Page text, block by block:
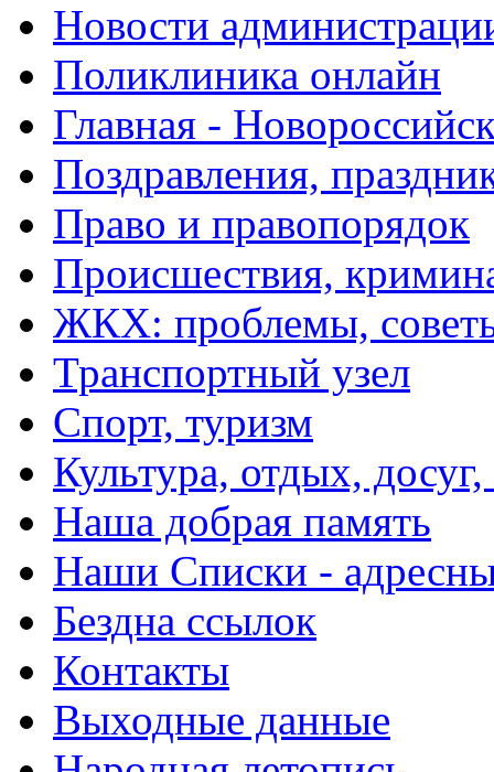
Новости
Поликлиника онлайн
Главная -
Поздравления,
Право и правопорядок
Происшествия,
ЖКХ: проблемы,
Транспортный узел
Спорт, туризм
Культура, отдых,
Наша добрая память
Наши Списки -
Бездна ссылок
Контакты
Выходные данные